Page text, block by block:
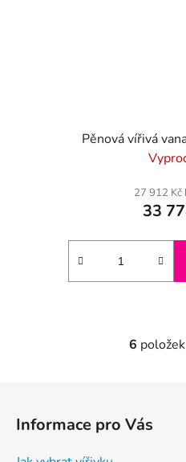
Pěnová vířivá
27 912 Kč
33
6
Informace pro Vás